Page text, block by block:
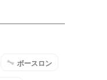
ボースロン